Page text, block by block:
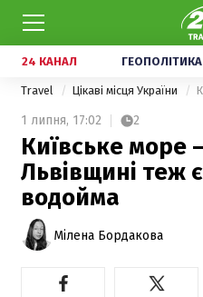
24 КАНАЛ ГЕОПОЛІТИКА
Travel Цікаві місця України
1 липня, 17:02 2
Київське море
Львівщині теж
водойма
Мілена Бордакова